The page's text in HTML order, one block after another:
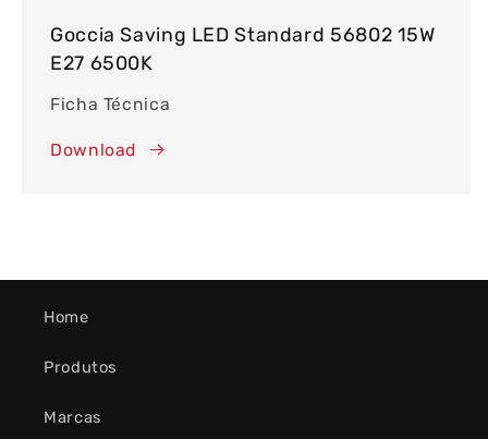
Goccia Saving LED Standard 56802 15W
E27 6500K
Ficha Técnica
Download
Home
Produtos
Marcas